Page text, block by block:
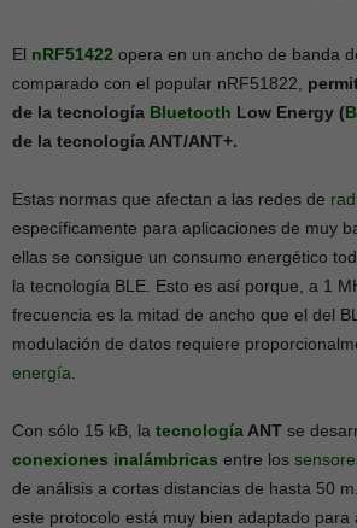
El nRF51422 opera en un ancho de banda
comparado con el popular nRF51822,
de la tecnología Bluetooth Low Energy (
de la tecnología ANT/ANT+.
Estas normas que afectan a las redes de
específicamente para aplicaciones de muy
ellas se consigue un consumo energético
la tecnología BLE. Esto es así porque, a 1
frecuencia es la mitad de ancho que el del
modulación de datos requiere
energía
Con sólo 15 kB, la tecnología ANT se
conexiones inalámbricas entre los
de análisis a cortas distancias de hasta 50
este protocolo está muy bien adaptado para